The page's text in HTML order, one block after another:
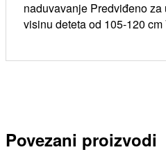
naduvavanje Predviđeno
visinu deteta od 105-120
Povezani proizvodi